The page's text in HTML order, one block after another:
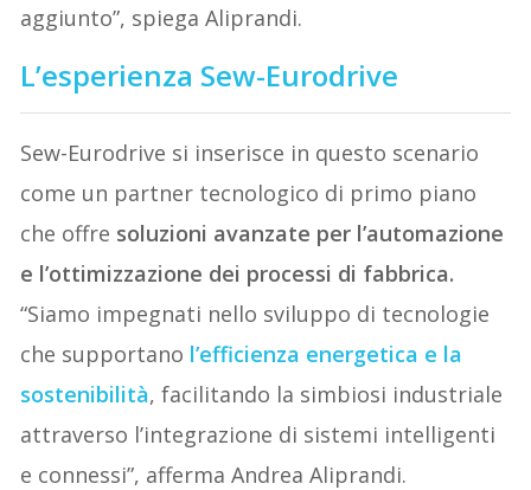
aggiunto”, spiega Aliprandi.
L’esperienza Sew-Eurodrive
Sew-Eurodrive si inserisce in questo scenario
come un partner tecnologico di primo piano
che offre soluzioni avanzate per l’automazione
e l’ottimizzazione dei processi di fabbrica.
“Siamo impegnati nello sviluppo di tecnologie
che supportano l’efficienza energetica e la
sostenibilità, facilitando la simbiosi industriale
attraverso l’integrazione di sistemi intelligenti
e connessi”, afferma Andrea Aliprandi.